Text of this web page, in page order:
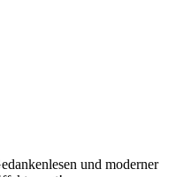
und moderner